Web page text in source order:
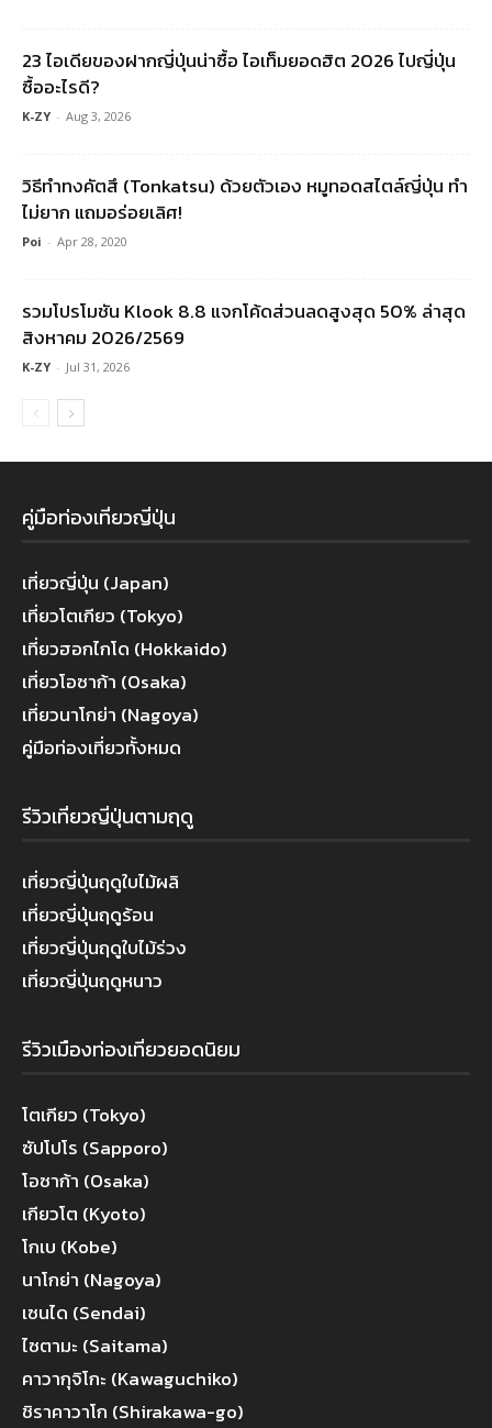
23 ไอเดียของฝากญี่ปุ่นน่าซื้อ ไอเท็มยอดฮิต 2026 ไปญี่ปุ่น
ซื้ออะไรดี?
K-ZY - Aug 3, 2026
วิธีทำทงคัตสึ (Tonkatsu) ด้วยตัวเอง หมูทอดสไตล์ญี่ปุ่น ทำ
ไม่ยาก แถมอร่อยเลิศ!
Poi - Apr 28, 2020
รวมโปรโมชัน Klook 8.8 แจกโค้ดส่วนลดสูงสุด 50% ล่าสุด
สิงหาคม 2026/2569
K-ZY - Jul 31, 2026
คู่มือท่องเที่ยวญี่ปุ่น
เที่ยวญี่ปุ่น (Japan)
เที่ยวโตเกียว (Tokyo)
เที่ยวฮอกไกโด (Hokkaido)
เที่ยวโอซาก้า (Osaka)
เที่ยวนาโกย่า (Nagoya)
คู่มือท่องเที่ยวทั้งหมด
รีวิวเที่ยวญี่ปุ่นตามฤดู
เที่ยวญี่ปุ่นฤดูใบไม้ผลิ
เที่ยวญี่ปุ่นฤดูร้อน
เที่ยวญี่ปุ่นฤดูใบไม้ร่วง
เที่ยวญี่ปุ่นฤดูหนาว
รีวิวเมืองท่องเที่ยวยอดนิยม
โตเกียว (Tokyo)
ซัปโปโร (Sapporo)
โอซาก้า (Osaka)
เกียวโต (Kyoto)
โกเบ (Kobe)
นาโกย่า (Nagoya)
เซนได (Sendai)
ไซตามะ (Saitama)
คาวากุจิโกะ (Kawaguchiko)
ชิราคาวาโก (Shirakawa-go)